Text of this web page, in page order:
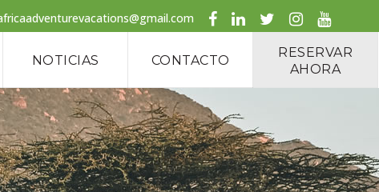
NOTICIAS CONTACTO
RESERVAR
AHORA